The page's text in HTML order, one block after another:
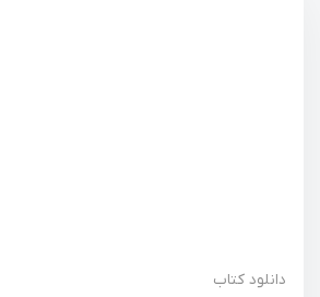
دانلود کتاب